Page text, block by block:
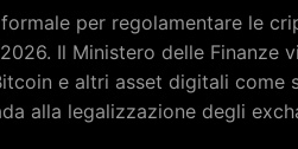
per regolamentare le
Il Ministero delle Finanze
e altri asset digitali come
alla legalizzazione degli